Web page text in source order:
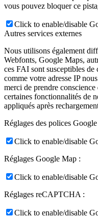
vous pouvez bloquer ce
Click to enable/disable
Autres services externes
Nous utilisons également
Webfonts, Google Maps,
ces FAI sont susceptibles de
comme votre adresse IP
merci de prendre
certaines fonctionnalités de
appliqués après
Réglages des polices Google
Click to enable/disable
Réglages Google Map :
Click to enable/disable
Réglages reCAPTCHA :
Click to enable/disable